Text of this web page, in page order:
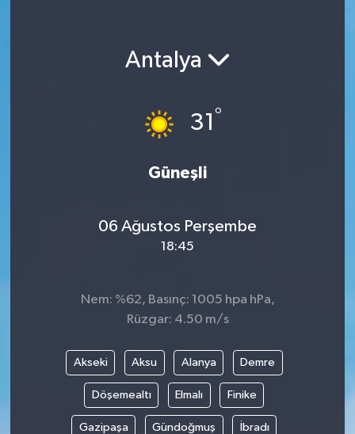
Antalya
31°
Güneşli
06 Ağustos Perşembe
18:45
Nem: %62, Basınç: 1005 hpa hPa,
Rüzgar: 4.50 m/s
Akseki Aksu Alanya Demre
Döşemealtı Elmalı Finike
Gazipaşa Gündoğmuş İbradı